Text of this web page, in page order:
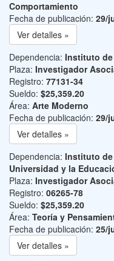
Comportamiento
Fecha de publicación: 29/
Ver detalles »
Dependencia: Instituto
Plaza: Investigador
Registro: 77131-34
Sueldo: $25,359.20
Área: Arte Moderno
Fecha de publicación: 29/
Ver detalles »
Dependencia: Instituto
Universidad y la
Plaza: Investigador
Registro: 06265-78
Sueldo: $25,359.20
Área: Teoría y
Fecha de publicación: 25/
Ver detalles »